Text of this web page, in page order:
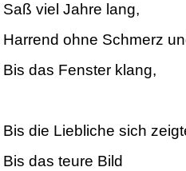
Saß viel Jahre lang,
Harrend ohne Schmerz
Bis das Fenster klang,
Bis die Liebliche sich
Bis das teure Bild